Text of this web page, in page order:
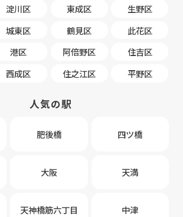
淀川区 東成区
生野区
城東区 鶴見区
此花区
港区 阿倍野区
住吉区
西成区 住之江区 平野区
人気の駅
肥後橋 四ツ橋
大阪 天満
天神橋筋六丁目 中津